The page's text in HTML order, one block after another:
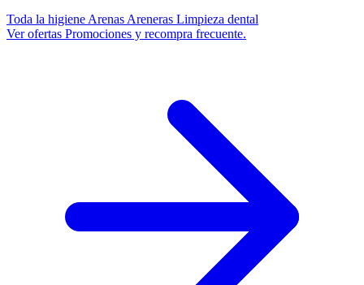
Toda la higiene Arenas Areneras Limpieza dental
Ver ofertas Promociones y recompra frecuente.